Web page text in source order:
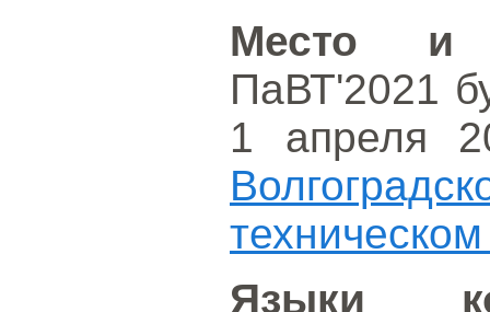
Место и
ПаВТ'2021
1 апреля
Языки